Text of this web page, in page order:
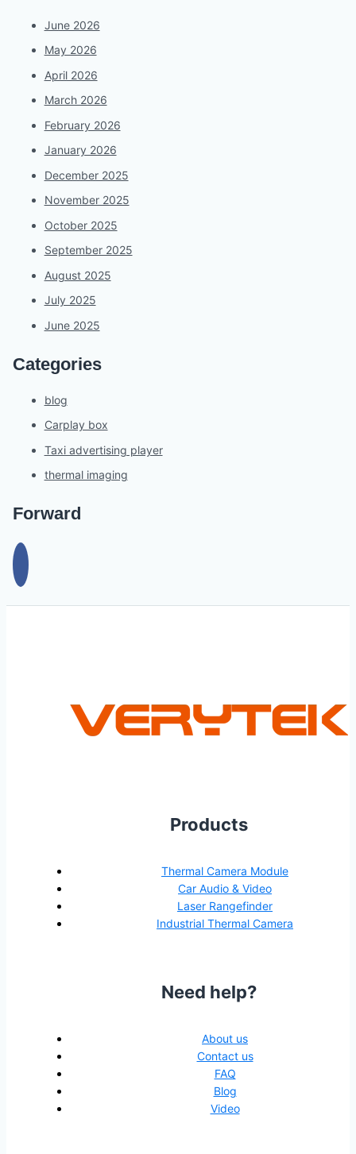
June 2026
May 2026
April 2026
March 2026
February 2026
January 2026
December 2025
November 2025
October 2025
September 2025
August 2025
July 2025
June 2025
Categories
blog
Carplay box
Taxi advertising player
thermal imaging
Forward
Products
Thermal Camera Module
Car Audio & Video
Laser Rangefinder
Industrial Thermal Camera
Need help?
About us
Contact us
FAQ
Blog
Video